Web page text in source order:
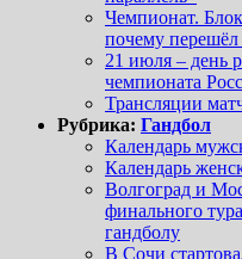
Чемпионат.
почему
21 июля – день
чемпионата
Трансляции
Рубрика: Гандбол
Календарь
Календарь
Волгоград и
финального
гандболу
В Сочи